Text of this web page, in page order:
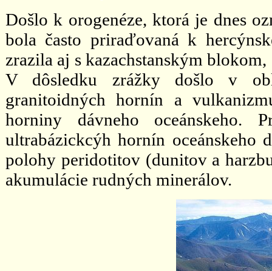
Došlo k orogenéze, ktorá je dnes
bola často priraďovaná k
zrazila aj s kazachstanským
V dôsledku zrážky došlo v
granitoidných hornín a
horniny dávneho
ultrabázickcýh hornín oceánskeho
polohy peridotitov (dunitov a
akumulácie rudných minerálov.